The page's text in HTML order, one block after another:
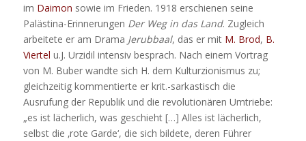
im Daimon sowie im Frieden. 1918 erschienen seine
Palästina-Erinnerungen Der Weg in das Land. Zugleich
arbeitete er am Drama Jerubbaal, das er mit M. Brod, B.
Viertel u.J. Urzidil intensiv besprach. Nach einem Vortrag
von M. Buber wandte sich H. dem Kulturzionismus zu;
gleichzeitig kommentierte er krit.-sarkastisch die
Ausrufung der Republik und die revolutionären Umtriebe:
„es ist lächerlich, was geschieht […] Alles ist lächerlich,
selbst die ‚rote Garde‘, die sich bildete, deren Führer